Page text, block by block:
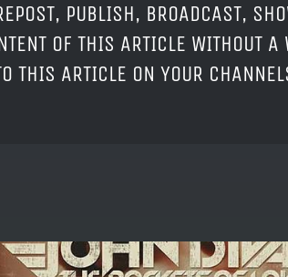
PUBLISH, BROADCAST,
OF THIS ARTICLE WITHOUT
THIS ARTICLE ON YOUR